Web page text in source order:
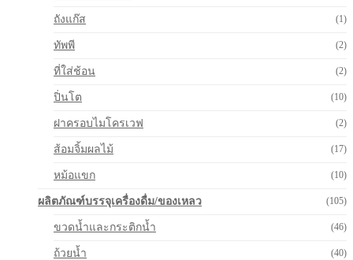
ถังแก๊ส (1)
ทัพพี (2)
ที่ใส่ช้อน (2)
ปิ่นโต (10)
ฝาครอบไมโครเวฟ (2)
ส้อมจิ้มผลไม้ (17)
หม้อแขก (10)
ผลิตภัณฑ์บรรจุเครื่องดื่ม/ของเหลว (105)
ขวดน้ำและกระติกน้ำ (46)
ถ้วยน้ำ (40)